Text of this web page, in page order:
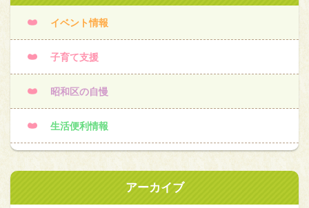
イベント情報
子育て支援
昭和区の自慢
生活便利情報
アーカイブ